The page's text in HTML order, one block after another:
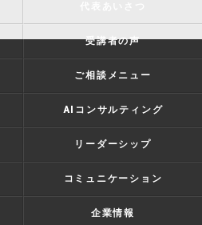
受講者の声
ご相談メニュー
AIコンサルティング
リーダーシップ
コミュニケーション
企業情報